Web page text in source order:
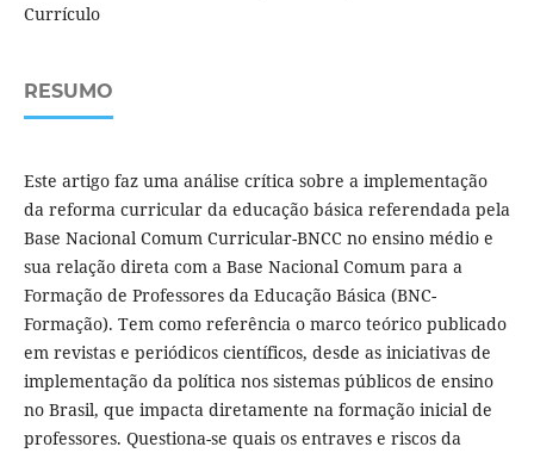
Currículo
RESUMO
Este artigo faz uma análise crítica sobre a implementação
da reforma curricular da educação básica referendada pela
Base Nacional Comum Curricular-BNCC no ensino médio e
sua relação direta com a Base Nacional Comum para a
Formação de Professores da Educação Básica (BNC-
Formação). Tem como referência o marco teórico publicado
em revistas e periódicos científicos, desde as iniciativas de
implementação da política nos sistemas públicos de ensino
no Brasil, que impacta diretamente na formação inicial de
professores. Questiona-se quais os entraves e riscos da